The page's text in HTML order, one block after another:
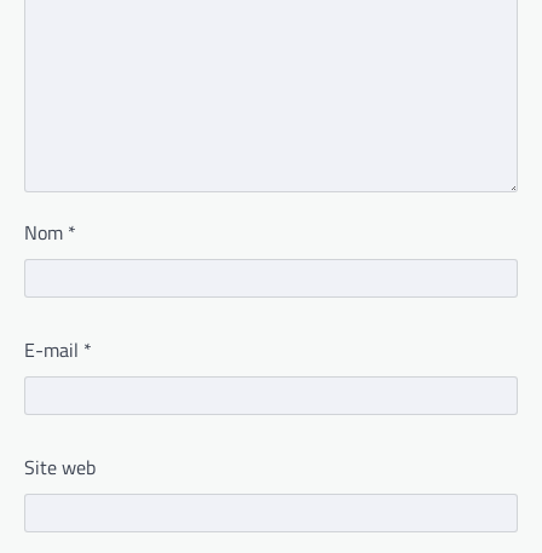
Nom *
E-mail *
Site web